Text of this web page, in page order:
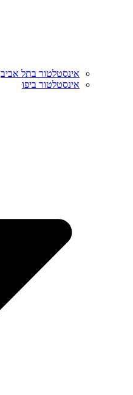
אינסטלטור בתל אביב
אינסטלטור ביפו